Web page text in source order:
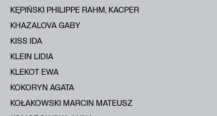
KĘPIŃSKI PHILIPPE RAHM, KACPER
KHAZALOVA GABY
KISS IDA
KLEIN LIDIA
KLEKOT EWA
KOKORYN AGATA
KOŁAKOWSKI MARCIN MATEUSZ